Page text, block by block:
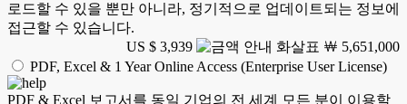
로드할 수 있을 뿐만 아니라, 정기적으로 업데이트되는 정보에
접근할 수 있습니다.
US $ 3,939
￦ 5,651,000
PDF, Excel & 1 Year Online Access (Enterprise User License)
PDF & Excel 보고서를 동일 기업의 전 세계 모든 분이 이용할